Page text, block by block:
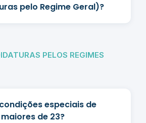
pelo Regime Geral)?
PELOS REGIMES
especiais de
de 23?